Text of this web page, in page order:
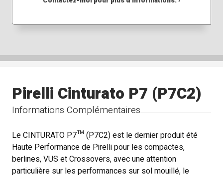
Informations Complémentaires
Pirelli Cinturato P7 (P7C2)
Le CINTURATO P7™ (P7C2) est le dernier produit été
Haute Performance de Pirelli pour les compactes,
berlines, VUS et Crossovers, avec une attention
particulière sur les performances sur sol mouillé, le